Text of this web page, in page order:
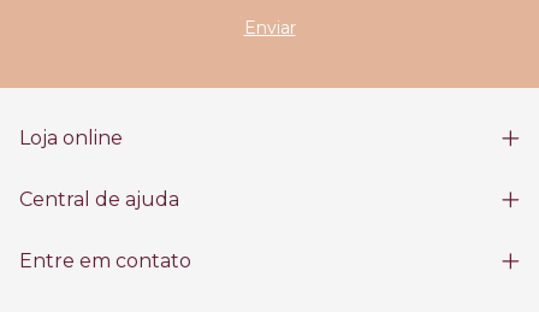
Loja online
Central de ajuda
Entre em contato